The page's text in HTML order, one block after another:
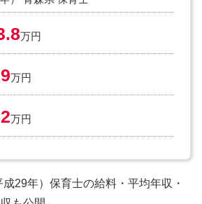
万円
万円
万円
29年）保育士の給料・平均年収・